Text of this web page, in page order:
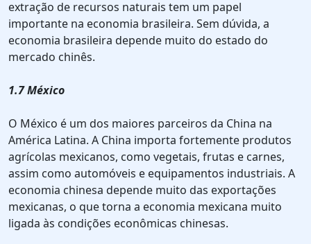
extração de recursos naturais tem um papel
importante na economia brasileira. Sem dúvida, a
economia brasileira depende muito do estado do
mercado chinês.
1.7 México
O México é um dos maiores parceiros da China na
América Latina. A China importa fortemente produtos
agrícolas mexicanos, como vegetais, frutas e carnes,
assim como automóveis e equipamentos industriais. A
economia chinesa depende muito das exportações
mexicanas, o que torna a economia mexicana muito
ligada às condições econômicas chinesas.